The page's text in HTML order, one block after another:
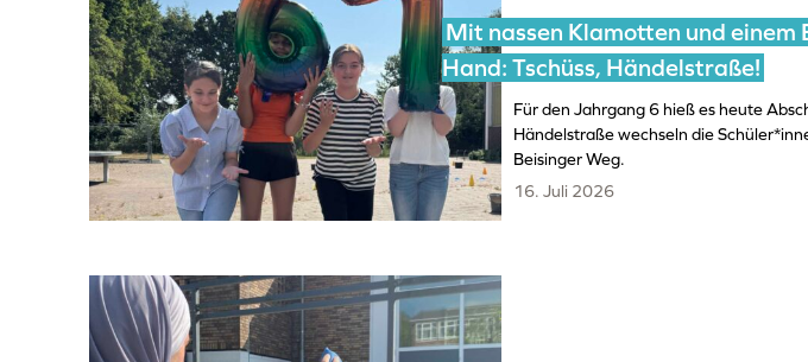
Mit nassen Klamotten und einem
Hand: Tschüss, Händelstraße!
Für den Jahrgang 6 hieß es heute
Händelstraße wechseln die
Beisinger Weg.
16. Juli 2026